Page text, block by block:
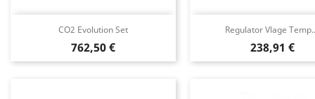
CO2 Evolution Set
Cena
762,50 €
Regulator Vlage
Cena
238,91 €